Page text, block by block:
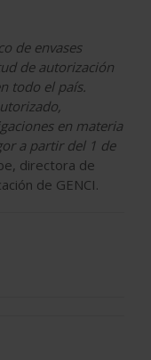
de envases
de autorización
todo el país.
en materia
a partir del 1 de
directora de
de GENCI.